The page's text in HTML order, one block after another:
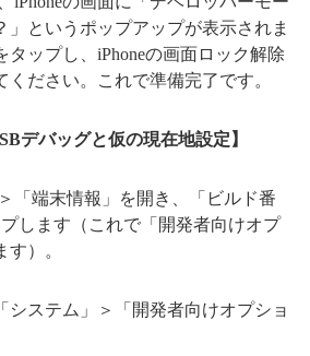
」というポップアップが表示されま
タップし、iPhoneの画面ロック解除
ださい。これで準備完了です。
デバッグと仮の現在地設定】
「端末情報」を開き、「ビルド番
します（これで「開発者向けオプ
）。
システム」＞「開発者向けオプショ